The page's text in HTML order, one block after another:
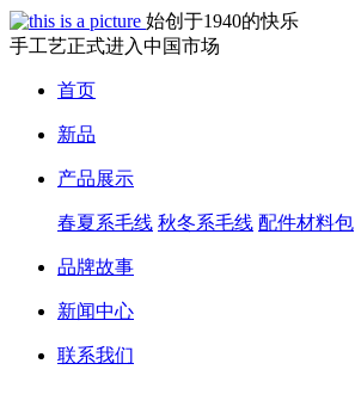
始创于1940的快乐
手工艺正式进入中国市场
首页
新品
产品展示
春夏系毛线 秋冬系毛线 配件材料包
品牌故事
新闻中心
联系我们